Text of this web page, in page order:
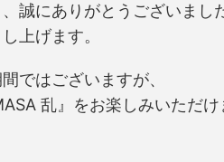
誠にありがとうございまし
上げます。
ではございますが、
乱』をお楽しみいただけ